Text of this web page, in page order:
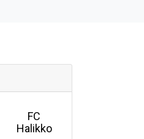
FC
Halikko